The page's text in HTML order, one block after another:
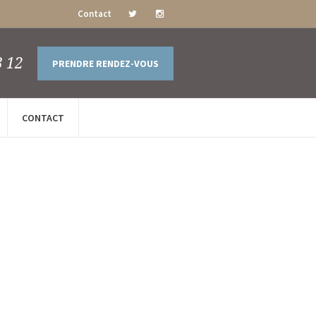
Contact
12 PRENDRE RENDEZ-VOUS
CONTACT